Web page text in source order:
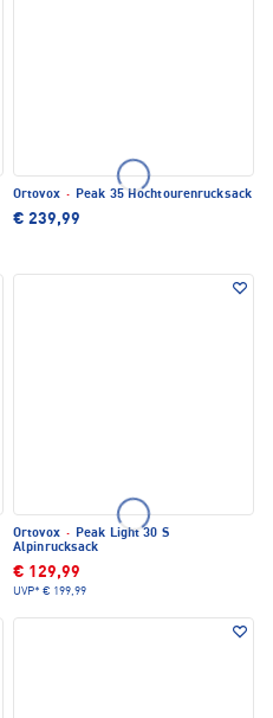
Ortovox · Peak 35 Hochtourenrucksack
€ 239,99
Ortovox · Peak Light 30 S
Alpinrucksack
€ 129,99
UVP* € 199,99